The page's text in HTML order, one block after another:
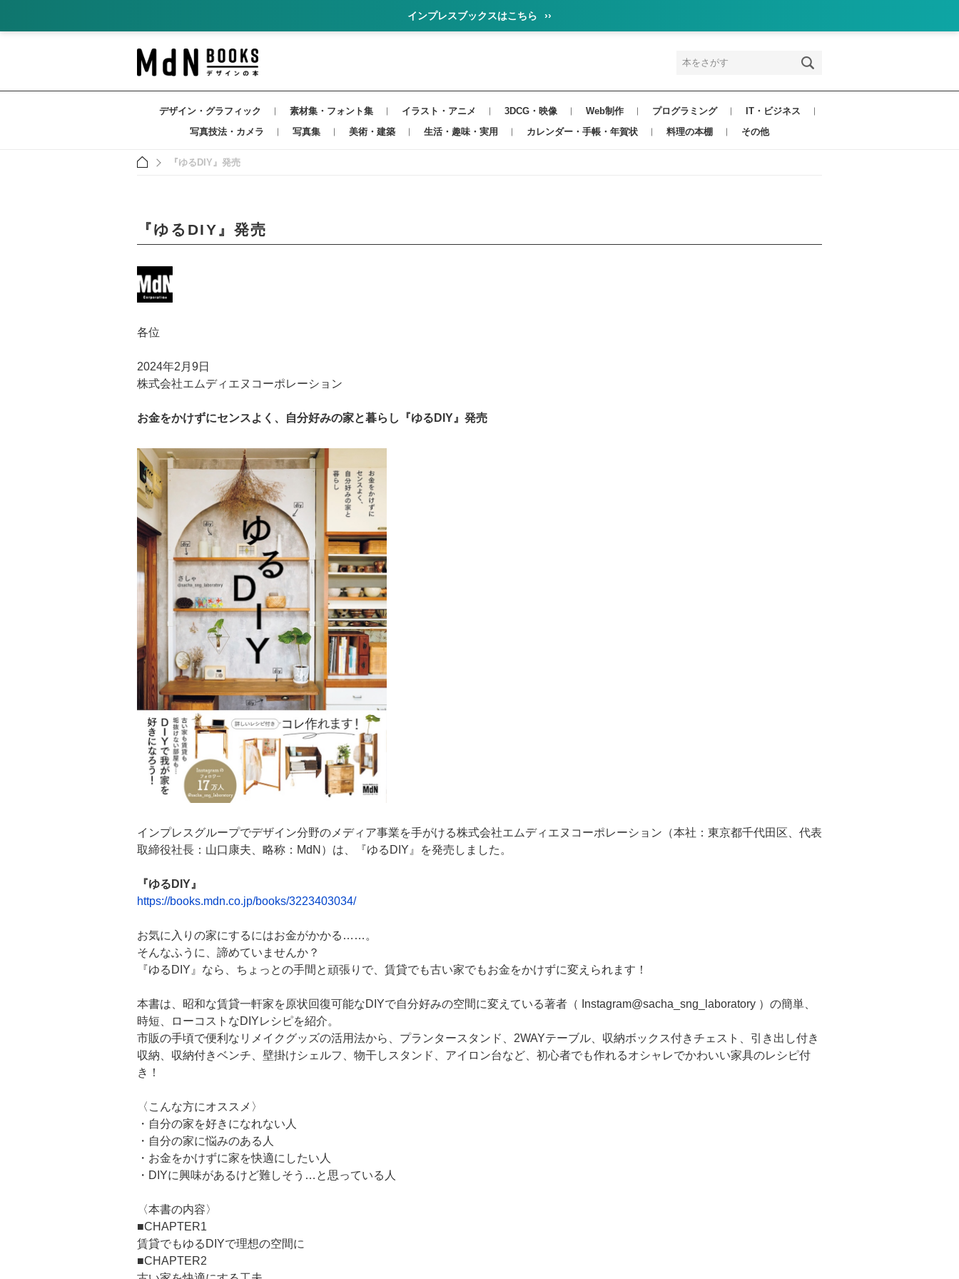
インプレスブックスはこちら ››
デザイン・グラフィック 素材集・フォント集 イラスト・アニメ 3DCG・映像 Web制作 プログラミング
IT・ビジネス
写真技法・カメラ
写真集 美術・建築 生活・趣味・実用 カレンダー・手帳・年賀状 料理の本棚 その他
『ゆるDIY』発売
『ゆるDIY』発売
各位
2024年2月9日
株式会社エムディエヌコーポレーション
お金をかけずにセンスよく、自分好みの家と暮らし『ゆるDIY』発売
インプレスグループでデザイン分野のメディア事業を手がける株式会社エムディエヌコーポレーション（本社：東京都千代田区、代表
取締役社長：山口康夫、略称：MdN）は、『ゆるDIY』を発売しました。
『ゆるDIY』
https://books.mdn.co.jp/books/3223403034/
お気に入りの家にするにはお金がかかる……。
そんなふうに、諦めていませんか？
『ゆるDIY』なら、ちょっとの手間と頑張りで、賃貸でも古い家でもお金をかけずに変えられます！
本書は、昭和な賃貸一軒家を原状回復可能なDIYで自分好みの空間に変えている著者（ Instagram@sacha_sng_laboratory ）の簡単、
時短、ローコストなDIYレシピを紹介。
市販の手頃で便利なリメイクグッズの活用法から、プランタースタンド、2WAYテーブル、収納ボックス付きチェスト、引き出し付き
収納、収納付きベンチ、壁掛けシェルフ、物干しスタンド、アイロン台など、初心者でも作れるオシャレでかわいい家具のレシピ付
き！
〈こんな方にオススメ〉
・自分の家を好きになれない人
・自分の家に悩みのある人
・お金をかけずに家を快適にしたい人
・DIYに興味があるけど難しそう…と思っている人
〈本書の内容〉
■CHAPTER1
賃貸でもゆるDIYで理想の空間に
■CHAPTER2